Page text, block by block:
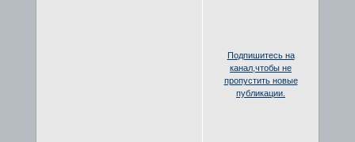
Подпишитесь на
канал,чтобы не
пропустить новые
публикации.